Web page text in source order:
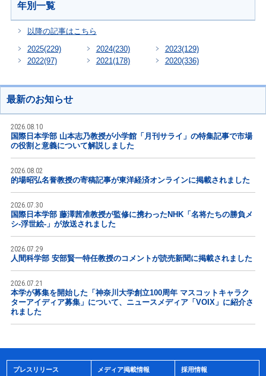
年別一覧
以降の記事はこちら
2025(229) 2024(230) 2023(129)
2022(97) 2021 (178) 2020(336)
最新のお知らせ
2026.08.10
国際日本学部 山本志乃教授が小学館「月刊サライ」の特集記事で市場
の役割と意義について解説しました
2026.08.02
的場昭弘名誉教授の寄稿記事が東洋経済オンラインに掲載されました
2026.07.30
国際日本学部 藤澤茜准教授が監修に携わったNHK「名将たちの勝負メ
シ-浮世絵-」が放送されました
2026.07.29
人間科学部 安部賢一特任教授のコメントが読売新聞に掲載されました
2026.07.21
本学が募集を開始した「神奈川大学創立100周年 マスコットキャラク
ターアイディア募集」について、ニュースメディア「VOIX」に紹介さ
れました
プレスリリース メディア掲載情報 採用情報